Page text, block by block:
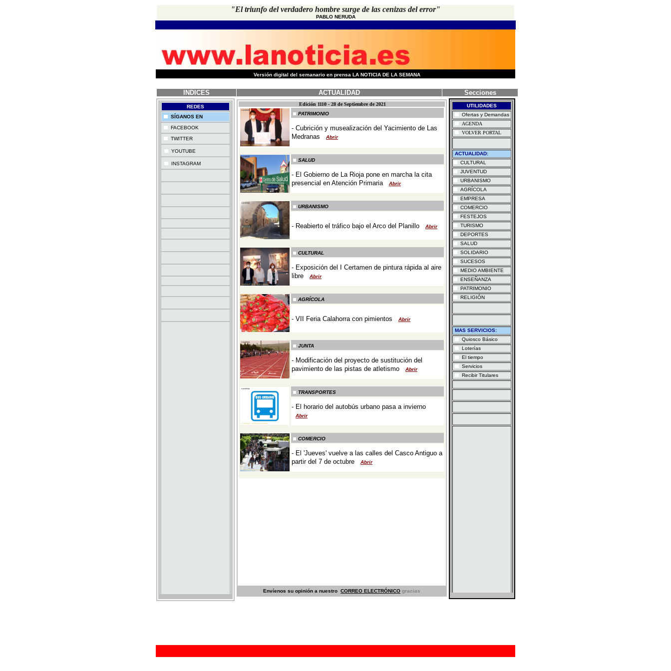
"El triunfo del verdadero hombre surge de las cenizas del error"
PABLO NERUDA
Versión digital del semanario en prensa LA NOTICIA DE LA SEMANA
INDICES ACTUALIDAD Secciones
Envíenos su opinión a nuestro CORREO ELECTRÓNICO gracias